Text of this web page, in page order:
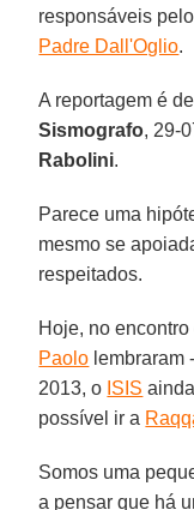
responsáveis
Padre Dall'Oglio.
A reportagem é de
Sismografo, 29-
Rabolini.
Parece uma
mesmo se
respeitados.
Hoje, no
Paolo lembraram
2013, o ISIS
possível ir a
Somos uma
a pensar que há